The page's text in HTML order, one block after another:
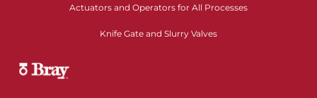
Actuators and Operators for All Processes
Knife Gate and Slurry Valves